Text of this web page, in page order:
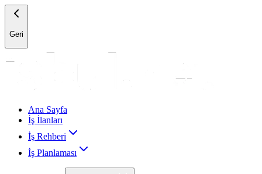
Geri
Ana Sayfa
İş İlanları
İş Rehberi
İş Planlaması